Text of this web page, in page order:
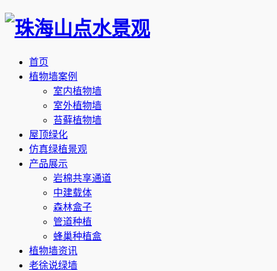
首页
植物墙案例
室内植物墙
室外植物墙
苔藓植物墙
屋顶绿化
仿真绿植景观
产品展示
岩棉共享通道
中建载体
森林盒子
管道种植
蜂巢种植盒
植物墙资讯
老徐说绿墙